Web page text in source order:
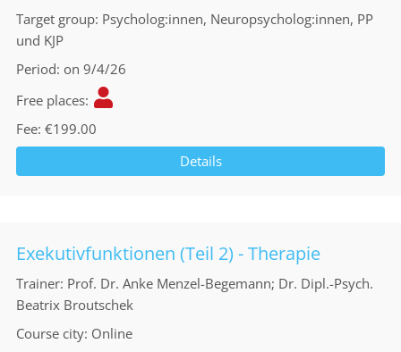
Target group Psycholog:innen, Neuropsycholog:innen, PP
und KJP
Period on 9/4/26
Free places
Fee €199.00
Details
Exekutivfunktionen (Teil 2) - Therapie
Trainer Prof. Dr. Anke Menzel-Begemann; Dr. Dipl.-Psych.
Beatrix Broutschek
Course city Online